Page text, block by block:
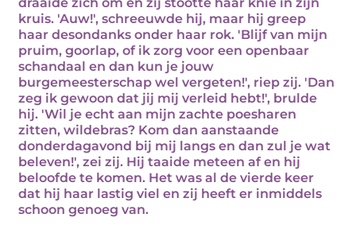
kruis. 'Auw!', schreeuwde hij, maar hij greep
haar desondanks onder haar rok. 'Blijf van mijn
pruim, goorlap, of ik zorg voor een openbaar
schandaal en dan kun je jouw
burgemeesterschap wel vergeten!', riep zij. 'Dan
zeg ik gewoon dat jij mij verleid hebt!', brulde
hij. 'Wil je echt aan mijn zachte poesharen
zitten, wildebras? Kom dan aanstaande
donderdagavond bij mij langs en dan zul je wat
beleven!', zei zij. Hij taaide meteen af en hij
beloofde te komen. Het was al de vierde keer
dat hij haar lastig viel en zij heeft er inmiddels
schoon genoeg van.